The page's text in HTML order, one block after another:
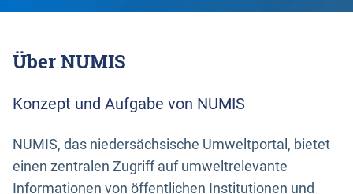
Über NUMIS
Konzept und Aufgabe von NUMIS
NUMIS, das niedersächsische Umweltportal, bietet
einen zentralen Zugriff auf umweltrelevante
Informationen von öffentlichen Institutionen und